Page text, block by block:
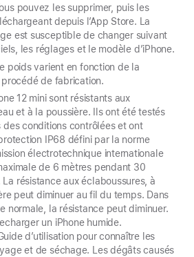
pouvez les supprimer, puis les
depuis l’App Store. La
est susceptible de changer suivant
les réglages et le modèle d’iPhone.
poids varient en fonction de la
de fabrication.
12 mini sont résistants aux
et à la poussière. Ils ont été testés
des conditions contrôlées et ont
IP68 défini par la norme
électrotechnique internationale
de 6 mètres pendant 30
résistance aux éclaboussures, à
peut diminuer au fil du temps. Dans
normale, la résistance peut diminuer.
un iPhone humide.
d’utilisation pour connaître les
et de séchage. Les dégâts causés